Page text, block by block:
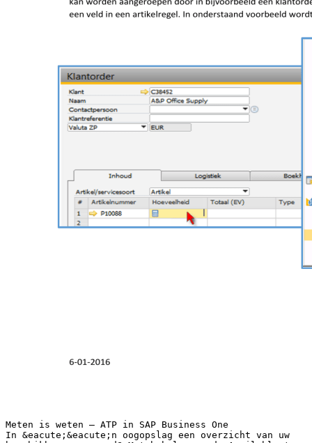
Meten is weten – ATP in SAP Business One
In &eacute;&eacute;n oogopslag een overzicht van uw